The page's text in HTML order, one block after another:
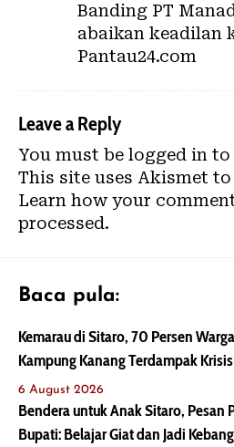
Banding PT
abaikan keadilan
Pantau24.com
Leave a Reply
You must be logged in to
This site uses Akismet to
Learn how your
processed.
Baca pula:
Kemarau di Sitaro, 70 Persen Warga
Kampung Kanang Terdampak
6 August 2026
Bendera untuk Anak Sitaro, Pesan
Bupati: Belajar Giat dan Jadi